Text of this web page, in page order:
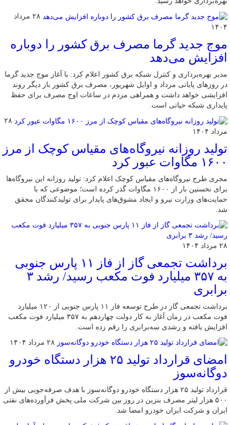
۲۸ مرداد
۱۴۰۴
موج جدید گرما مصرف برق کشور را دوباره
افزایش می‌دهد
مدیر بهره‌برداری و کنترل شبکه برق کشور اعلام کرد: با آغاز موج جدید گرما
در روزهای پایانی مرداد و اوایل شهریور، مصرف برق کشور بار دیگر روند
افزایشی خواهد داشت و همراهی مردم در ساعات اوج مصرف برای حفظ
پایداری شبکه حیاتی است.
۲۸
مرداد ۱۴۰۴
تولید روزانه نیروگاه‌های مقیاس کوچک از مرز
۱۶۰۰ مگاوات عبور کرد
مجری طرح نیروگاه‌های مقیاس کوچک اعلام کرد: تولید روزانه این نیروگاه‌ها
برای نخستین بار از ۱۶۰۰ مگاوات گذر کرده است؛ موضوعی که با
حمایت‌های وزارت نیرو و ایجاد مشوق‌های پایدار برای تولیدکنندگان محقق
شد.
۲۸ مرداد ۱۴۰۴
برداشت تجمعی گاز از فاز ۱۱ پارس جنوبی
به ۳۵۷ میلیارد فوت مکعب رسید/ رشد ۳
برابری
برداشت تجمعی گاز در طرح توسعه فاز ۱۱ پارس جنوبی از ۱۲۰ میلیارد
فوت مکعب در زمان آغاز به کار دولت چهاردهم به ۳۵۷ میلیارد فوت مکعب
افزایش یافته و رشدی سه‌برابری را رقم زده است.
۲۸ مرداد ۱۴۰۴
امضای قرارداد تولید ۲۵ هزار دستگاه خودرو
دوگانه‌سوز
قرارداد تولید ۲۵ هزار دستگاه خودرو دوگانه‌سوز با هدف صرفه‌جویی بیش از
۵۰۰ هزار لیتر مصرف بنزین در روز بین شرکت ملی پخش فرآورده‌های نفتی
ایران و شرکت ایران خودرو امضا شد.